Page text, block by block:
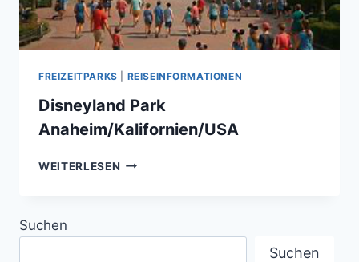
FREIZEITPARKS REISEINFORMATIONEN
Disneyland Park
Anaheim/Kalifornien/USA
WEITERLESEN DISNEYLAND
Suchen
Suchen